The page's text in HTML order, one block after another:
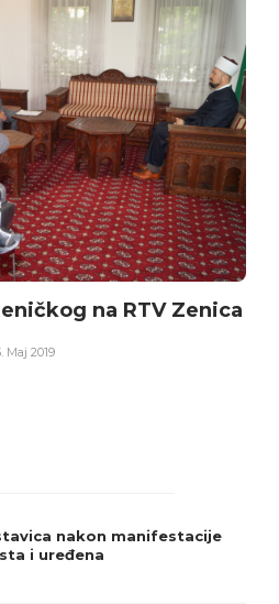
na RTV Zenica
Maj 2019
nakon manifestacije
i uređena